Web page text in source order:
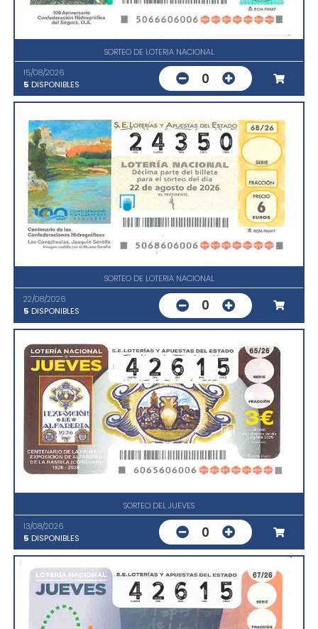
SORTEO DE LOTERIA NACIONAL
15/08/2026
5 DISPONIBLES 0
SORTEO DE LOTERIA NACIONAL
22/08/2026
5 DISPONIBLES 0
SORTEO DEL JUEVES
13/08/2026
5 DISPONIBLES 0